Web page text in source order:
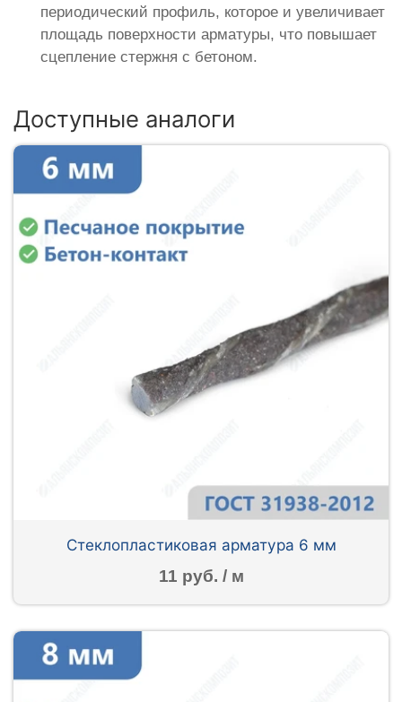
периодический профиль, которое и увеличивает
площадь поверхности арматуры, что повышает
сцепление стержня с бетоном.
Доступные аналоги
Стеклопластиковая арматура 6 мм
11 руб. / м